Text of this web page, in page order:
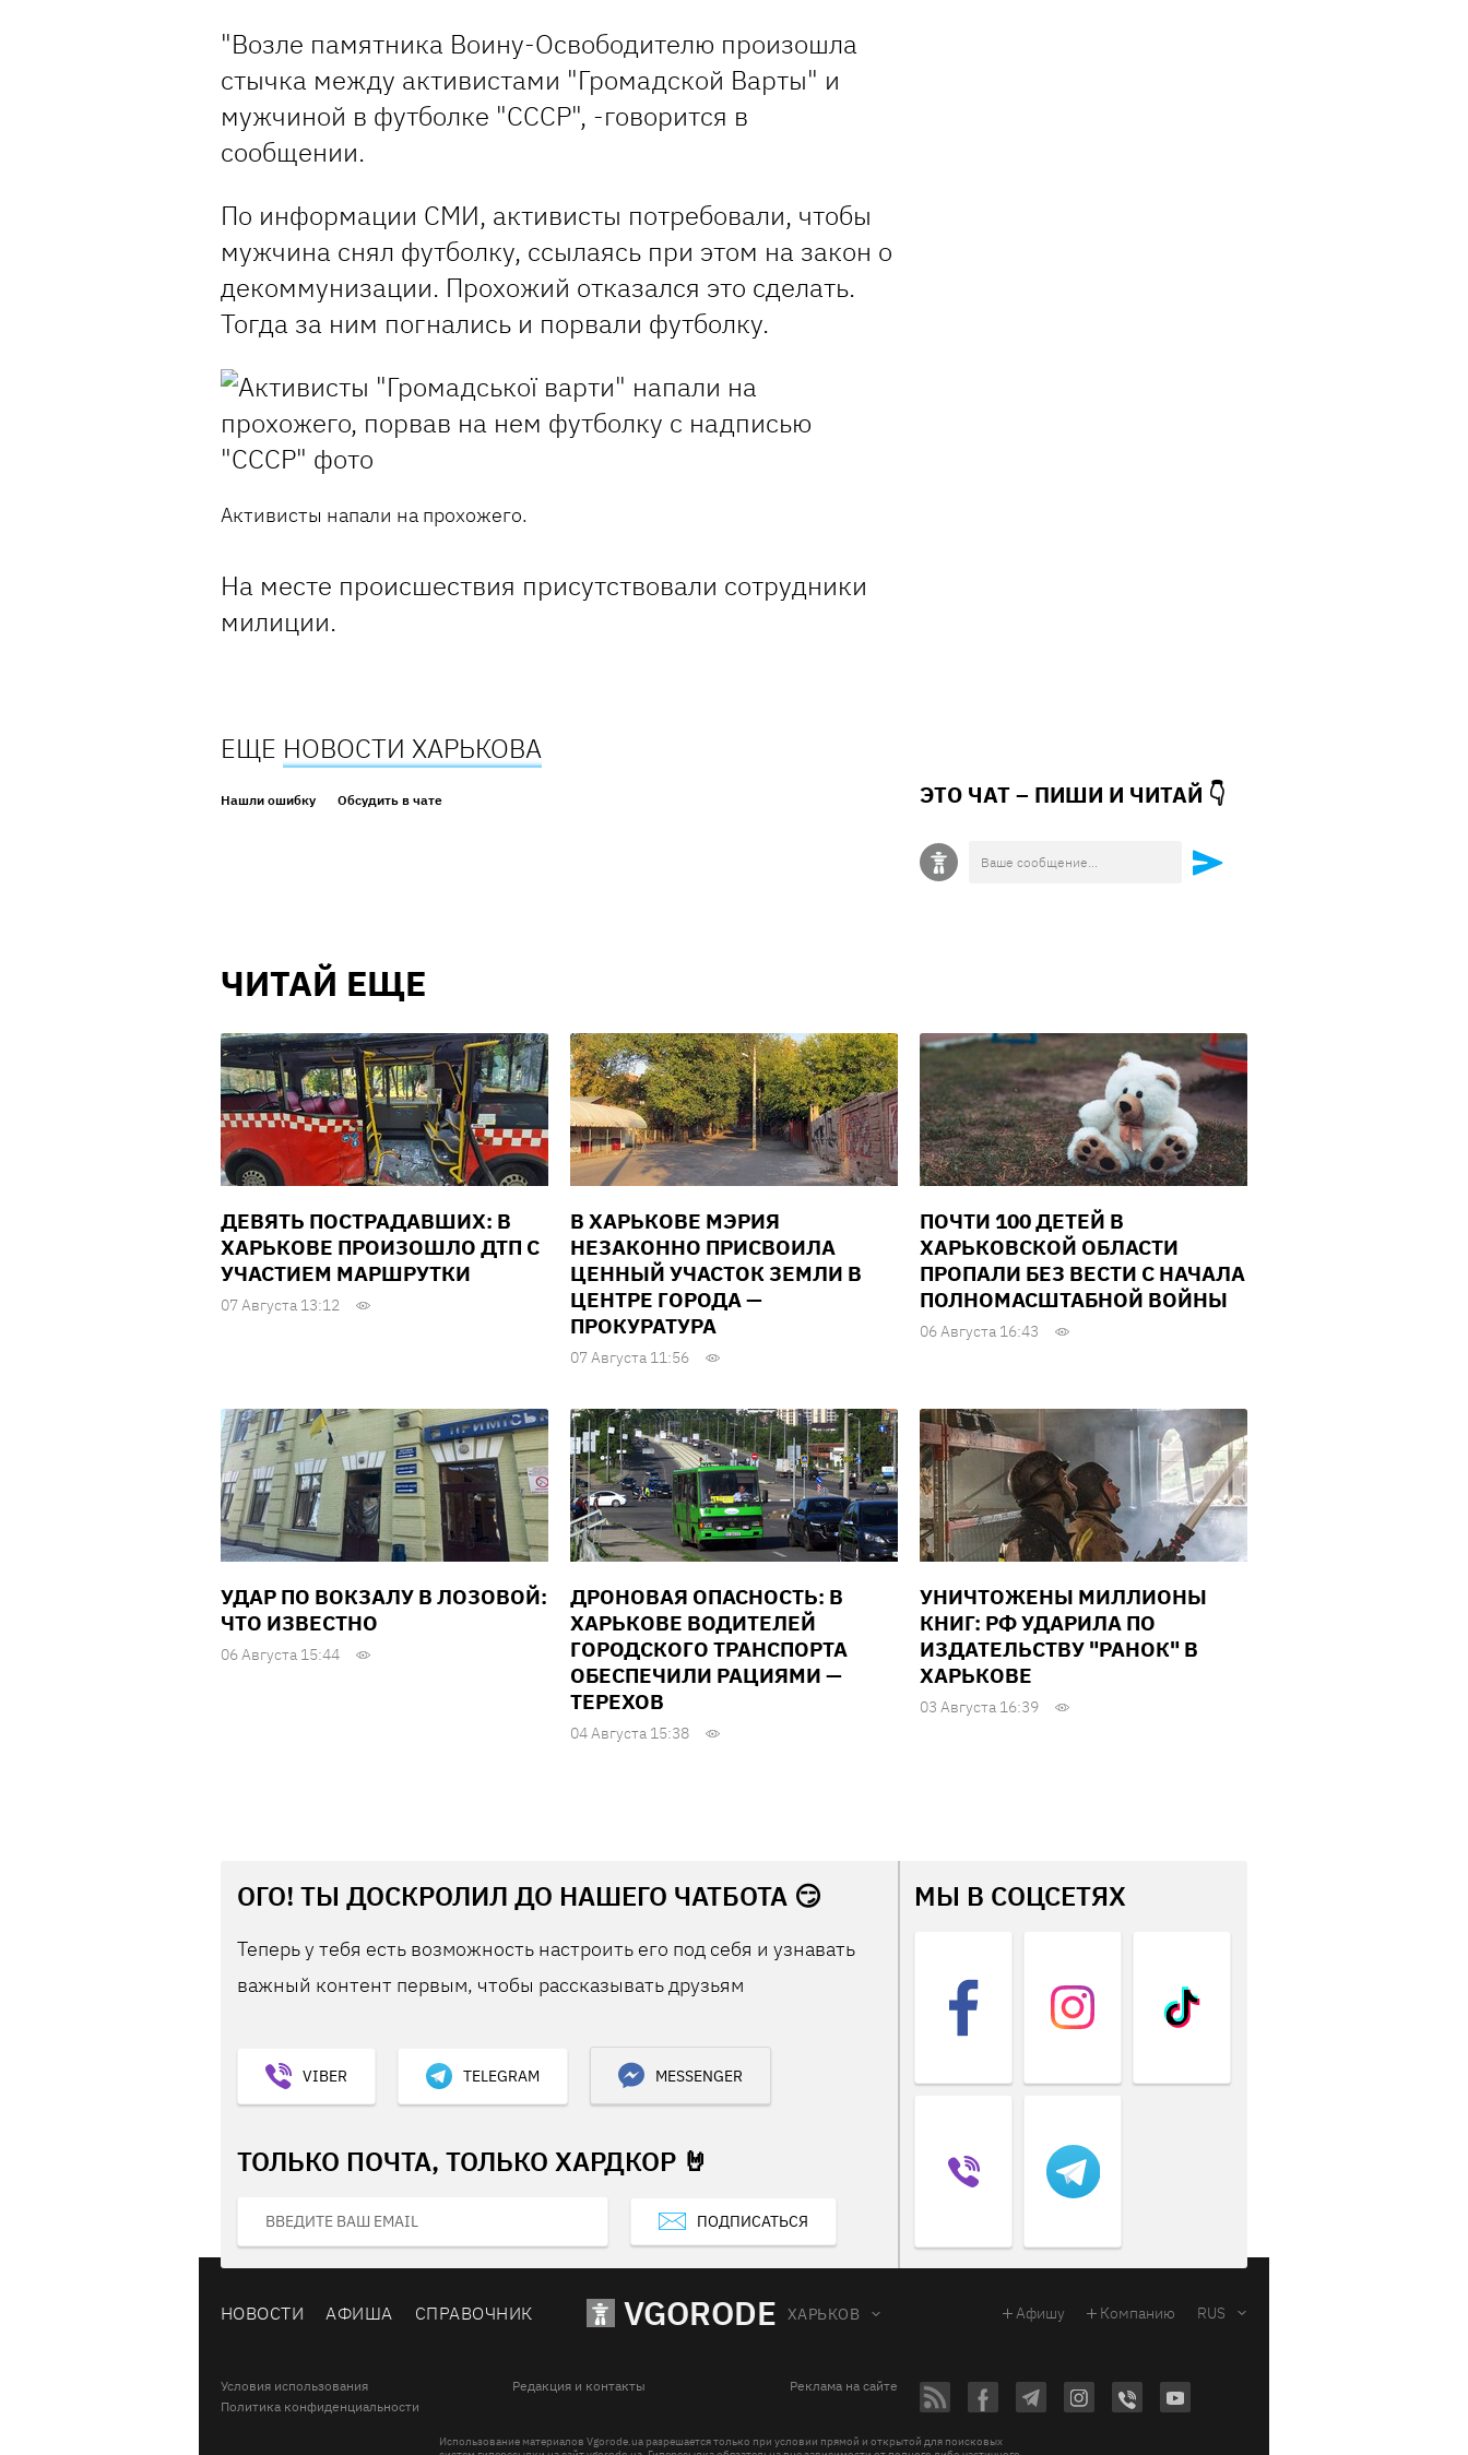
"Возле памятника Воину-Освободителю произошла
стычка между активистами "Громадской Варты" и
мужчиной в футболке "СССР", -говорится в
сообщении.
По информации СМИ, активисты потребовали, чтобы
мужчина снял футболку, ссылаясь при этом на закон о
декоммунизации. Прохожий отказался это сделать.
Тогда за ним погнались и порвали футболку.
Активисты напали на прохожего.
На месте происшествия присутствовали сотрудники
милиции.
ЕЩЕ НОВОСТИ ХАРЬКОВА
Нашли ошибку Обсудить в чате ЭТО ЧАТ – ПИШИ И ЧИТАЙ 👇
ЧИТАЙ ЕЩЕ
ДЕВЯТЬ ПОСТРАДАВШИХ: В
ХАРЬКОВЕ ПРОИЗОШЛО ДТП С
УЧАСТИЕМ МАРШРУТКИ
07 Августа 13:12
В ХАРЬКОВЕ МЭРИЯ
НЕЗАКОННО ПРИСВОИЛА
ЦЕННЫЙ УЧАСТОК ЗЕМЛИ В
ЦЕНТРЕ ГОРОДА —
ПРОКУРАТУРА
07 Августа 11:56
ПОЧТИ 100 ДЕТЕЙ В
ХАРЬКОВСКОЙ ОБЛАСТИ
ПРОПАЛИ БЕЗ ВЕСТИ С НАЧАЛА
ПОЛНОМАСШТАБНОЙ ВОЙНЫ
06 Августа 16:43
УДАР ПО ВОКЗАЛУ В ЛОЗОВОЙ:
ЧТО ИЗВЕСТНО
06 Августа 15:44
ДРОНОВАЯ ОПАСНОСТЬ: В
ХАРЬКОВЕ ВОДИТЕЛЕЙ
ГОРОДСКОГО ТРАНСПОРТА
ОБЕСПЕЧИЛИ РАЦИЯМИ —
ТЕРЕХОВ
04 Августа 15:38
УНИЧТОЖЕНЫ МИЛЛИОНЫ
КНИГ: РФ УДАРИЛА ПО
ИЗДАТЕЛЬСТВУ "РАНОК" В
ХАРЬКОВЕ
03 Августа 16:39
ОГО! ТЫ ДОСКРОЛИЛ ДО НАШЕГО ЧАТБОТА 😏
Теперь у тебя есть возможность настроить его под себя и узнавать
важный контент первым, чтобы рассказывать друзьям
VIBER TELEGRAM MESSENGER
ТОЛЬКО ПОЧТА, ТОЛЬКО ХАРДКОР 🤘
ПОДПИСАТЬСЯ
МЫ В СОЦСЕТЯХ
НОВОСТИ АФИША СПРАВОЧНИК VGORODE ХАРЬКОВ Афишу Компанию RUS
Условия использования Редакция и контакты
Реклама на сайте
Политика конфиденциальности
Использование материалов Vgorode.ua разрешается только при условии прямой и открытой для поисковых